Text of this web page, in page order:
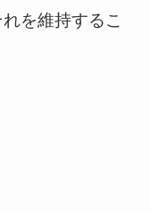
を維持するこ